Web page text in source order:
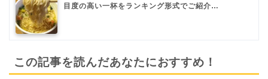
目度の高い一杯をランキング形式でご紹介…
この記事を読んだあなたにおすすめ！